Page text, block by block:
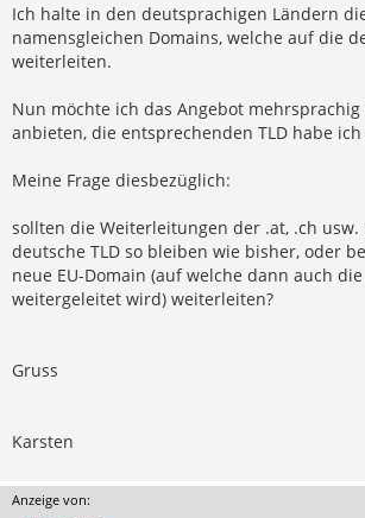
Ich halte in den deutsprachigen Ländern
namensgleichen Domains, welche auf die
weiterleiten.
Nun möchte ich das Angebot mehrsprachig
anbieten, die entsprechenden TLD habe
Meine Frage diesbezüglich:
sollten die Weiterleitungen der .at, .ch usw.
deutsche TLD so bleiben wie bisher, oder
neue EU-Domain (auf welche dann auch
weitergeleitet wird) weiterleiten?
Gruss
Karsten
Anzeige von: